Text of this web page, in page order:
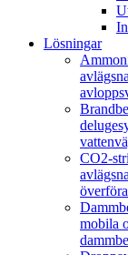
Lösningar
CO2-
mobila